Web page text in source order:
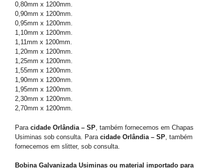
0,80mm x 1200mm.
0,90mm x 1200mm.
0,95mm x 1200mm.
1,10mm x 1200mm.
1,11mm x 1200mm.
1,20mm x 1200mm.
1,25mm x 1200mm.
1,55mm x 1200mm.
1,90mm x 1200mm.
1,95mm x 1200mm.
2,30mm x 1200mm.
2,70mm x 1200mm.
Para cidade Orlândia – SP , também fornecemos em Chapas
Usiminas sob consulta. Para cidade Orlândia – SP , também
fornecemos em slitter, sob consulta.
Bobina Galvanizada Usiminas ou material importado para